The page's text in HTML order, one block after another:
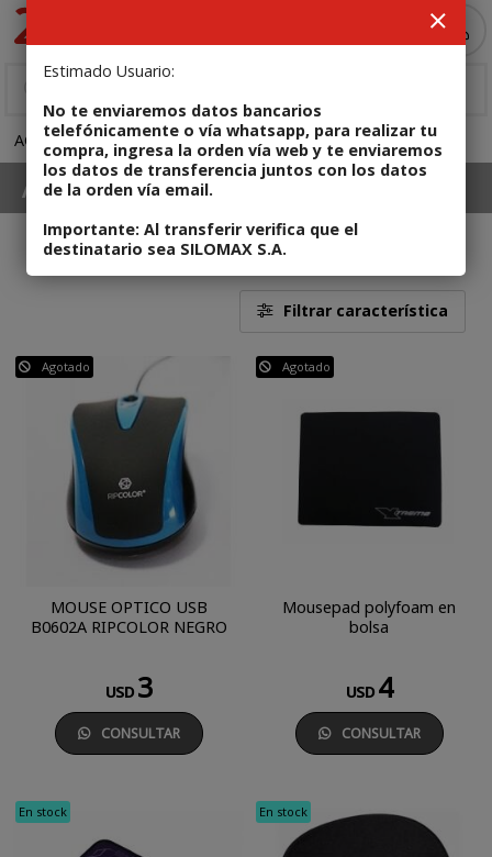
Estimado Usuario:
No te enviaremos datos bancarios
telefónicamente o vía whatsapp, para realizar tu
compra, ingresa la orden vía web y te enviaremos
los datos de transferencia juntos con los datos
de la orden vía email.
Importante: Al transferir verifica que el
destinatario sea SILOMAX S.A.
ACCESORIOS Teclado, mouse y combos
ACCESORIOS Teclado, mouse y combos
27
Filtrar característica
Agotado
MOUSE OPTICO USB
B0602A RIPCOLOR NEGRO
USD 3
CONSULTAR
Agotado
Mousepad polyfoam en
bolsa
USD 4
CONSULTAR
En stock En stock